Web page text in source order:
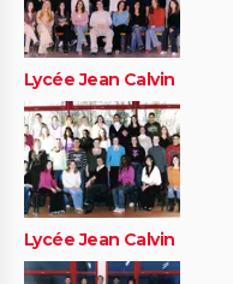
Lycée Jean Calvin
Lycée Jean Calvin